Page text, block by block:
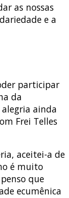
as nossas
e a
participar
da
ainda
Frei Telles
aceitei-a de
é muito
que
ecumênica